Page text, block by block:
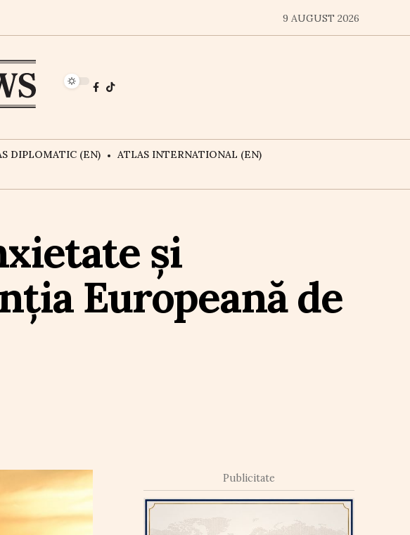
9 AUGUST 2026
DIPLOMATIC (EN)
ATLAS INTERNATIONAL (EN)
și
Europeană de
Publicitate